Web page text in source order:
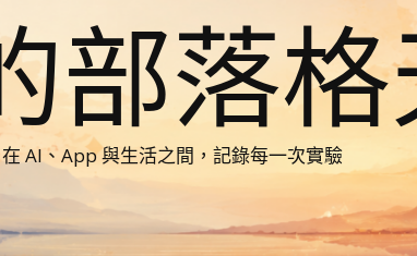
部落
在 AI、App 與生活之間，記錄每一次實驗